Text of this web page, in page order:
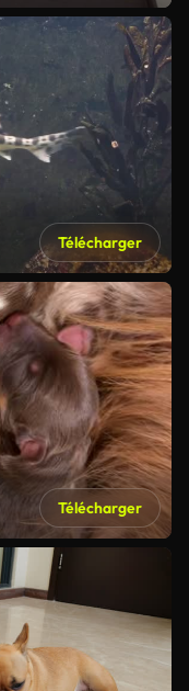
Télécharger
Télécharger